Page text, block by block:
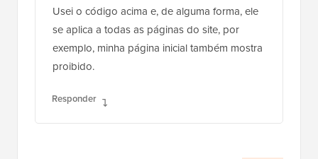
Usei o código acima e, de alguma forma, ele
se aplica a todas as páginas do site, por
exemplo, minha página inicial também mostra
proibido.
Responder